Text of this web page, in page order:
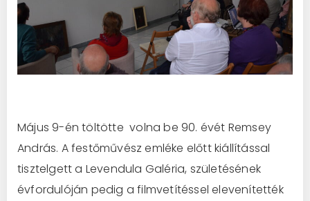
Május 9-én töltötte volna be 90. évét Remsey
András. A festőművész emléke előtt kiállítással
tisztelgett a Levendula Galéria, születésének
évfordulóján pedig a filmvetítéssel elevenítették